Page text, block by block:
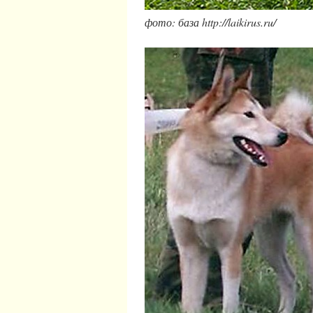
фото: база http://laikirus.ru/